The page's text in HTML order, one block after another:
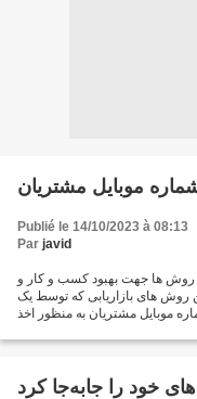
موبایل مشتریان
Publié le 14/10/2023 à 08:13
Par javid
روش ها جهت بهبود کسب و کار و
روش های بازاریابی که توسط یک
موبایل مشتریان به منظور اخذ